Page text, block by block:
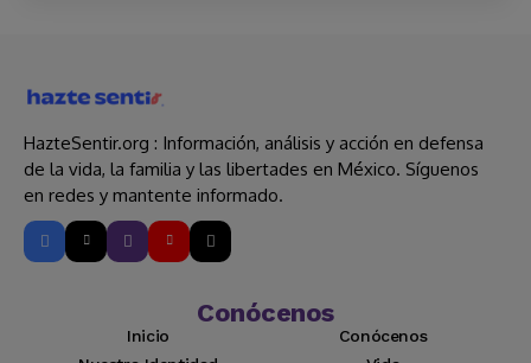
HazteSentir.org : Información, análisis y acción en defensa
de la vida, la familia y las libertades en México. Síguenos
en redes y mantente informado.
Conócenos
Inicio
Conócenos